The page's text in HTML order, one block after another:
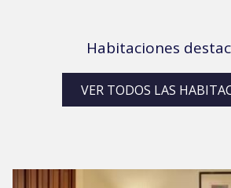
Habitaciones
VER TODOS LAS